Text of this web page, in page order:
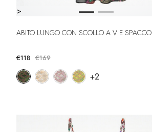
>
ABITO LUNGO CON SCOLLO A V E SPACCO
€118 €169
+2